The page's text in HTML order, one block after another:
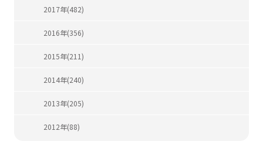
2017年(482)
2016年(356)
2015年(211)
2014年(240)
2013年(205)
2012年(88)